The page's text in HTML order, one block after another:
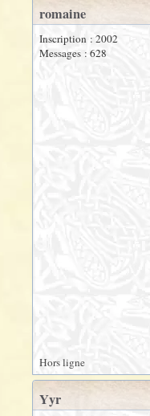
romaine
Inscription : 2002
Messages : 628
Hors ligne
Yyr